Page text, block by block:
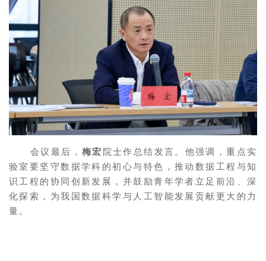
会议最后， 梅宏 院士作总结发言。他强调，重点实
验室要坚守数据学科的初心与特色，推动数据工程与知
识工程的协同创新发展，并鼓励青年学者立足前沿、深
化探索，为我国数据科学与人工智能发展贡献更大的力
量。